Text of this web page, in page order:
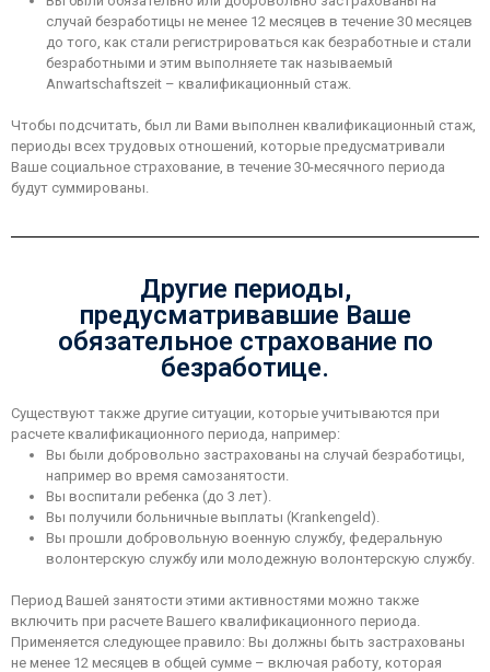
случай безработицы не менее 12 месяцев в течение 30 месяцев
до того, как стали регистрироваться как безработные и стали
безработными и этим выполняете так называемый
Anwartschaftszeit – квалификационный стаж.
Чтобы подсчитать, был ли Вами выполнен квалификационный стаж,
периоды всех трудовых отношений, которые предусматривали
Ваше социальное страхование, в течение 30-месячного периода
будут суммированы.
Другие периоды,
предусматривавшие Ваше
обязательное страхование по
безработице.
Существуют также другие ситуации, которые учитываются при
расчете квалификационного периода, например:
Вы были добровольно застрахованы на случай безработицы,
например во время самозанятости.
Вы воспитали ребенка (до 3 лет).
Вы получили больничные выплаты (Krankengeld).
Вы прошли добровольную военную службу, федеральную
волонтерскую службу или молодежную волонтерскую службу.
Период Вашей занятости этими активностями можно также
включить при расчете Вашего квалификационного периода.
Применяется следующее правило: Вы должны быть застрахованы
не менее 12 месяцев в общей сумме – включая работу, которая